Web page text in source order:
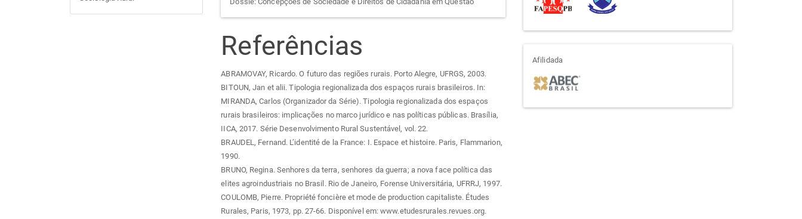
Referências
ABRAMOVAY, Ricardo. O futuro das regiões rurais. Porto Alegre, UFRGS, 2003.
BITOUN, Jan et alii. Tipologia regionalizada dos espaços rurais brasileiros. In:
MIRANDA, Carlos (Organizador da Série). Tipologia regionalizada dos espaços
rurais brasileiros: implicações no marco jurídico e nas políticas públicas. Brasília,
IICA, 2017. Série Desenvolvimento Rural Sustentável, vol. 22.
BRAUDEL, Fernand. L’identité de la France: I. Espace et histoire. Paris, Flammarion,
1990.
BRUNO, Regina. Senhores da terra, senhores da guerra; a nova face política das
elites agroindustriais no Brasil. Rio de Janeiro, Forense Universitária, UFRRJ, 1997.
COULOMB, Pierre. Propriété foncière et mode de production capitaliste. Études
Rurales, Paris, 1973, pp. 27-66. Disponível em: www.etudesrurales.revues.org.
afiliada
Afilidada